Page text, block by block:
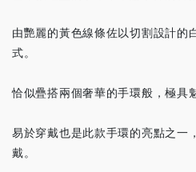
由艷麗的黃色線條佐以切割設計的
式。
恰似疊搭兩個奢華的手環般，極具
易於穿戴也是此款手環的亮點之一
戴。